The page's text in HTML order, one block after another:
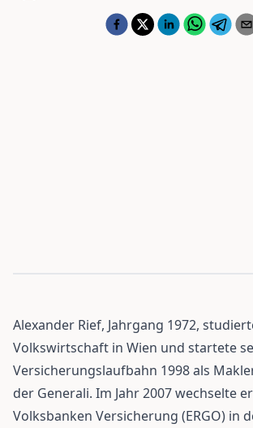
Alexander Rief, Jahrgang 1972,
Volkswirtschaft in Wien und startete
Versicherungslaufbahn 1998 als
der Generali. Im Jahr 2007 wechselte
Volksbanken Versicherung (ERGO) in